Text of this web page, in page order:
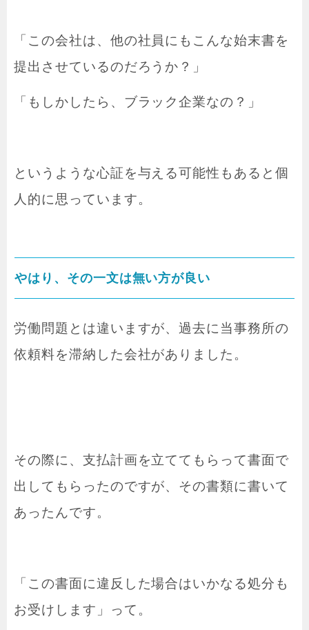
「この会社は、他の社員にもこんな始末書を
提出させているのだろうか？」
「もしかしたら、ブラック企業なの？」
というような心証を与える可能性もあると個
人的に思っています。
やはり、その一文は無い方が良い
労働問題とは違いますが、過去に当事務所の
依頼料を滞納した会社がありました。
その際に、支払計画を立ててもらって書面で
出してもらったのですが、その書類に書いて
あったんです。
「この書面に違反した場合はいかなる処分も
お受けします」って。